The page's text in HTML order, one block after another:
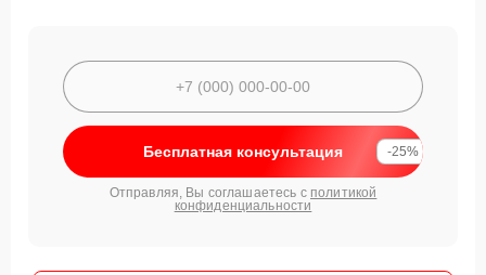
Бесплатная консультация -25%
Отправляя, Вы соглашаетесь с политикой
конфиденциальности